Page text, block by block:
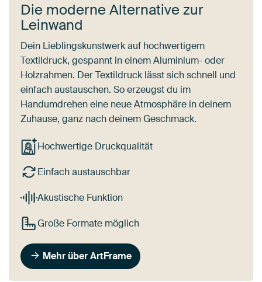
Die moderne Alternative zur
Leinwand
Dein Lieblingskunstwerk auf hochwertigem
Textildruck, gespannt in einem Aluminium- oder
Holzrahmen. Der Textildruck lässt sich schnell und
einfach austauschen. So erzeugst du im
Handumdrehen eine neue Atmosphäre in deinem
Zuhause, ganz nach deinem Geschmack.
Hochwertige Druckqualität
Einfach austauschbar
Akustische Funktion
Große Formate möglich
Mehr über ArtFrame